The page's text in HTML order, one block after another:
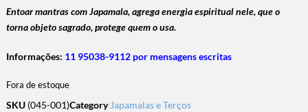
Entoar mantras com Japamala, agrega energia espiritual nele, que o
torna objeto sagrado, protege quem o usa.
Informações: 11 95038-9112 por mensagens escritas
Fora de estoque
SKU (045-001)Category Japamalas e Terços